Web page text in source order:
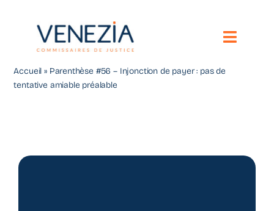
Toggle
Accueil » Parenthèse #56 – Injonction de payer : pas de
tentative amiable préalable